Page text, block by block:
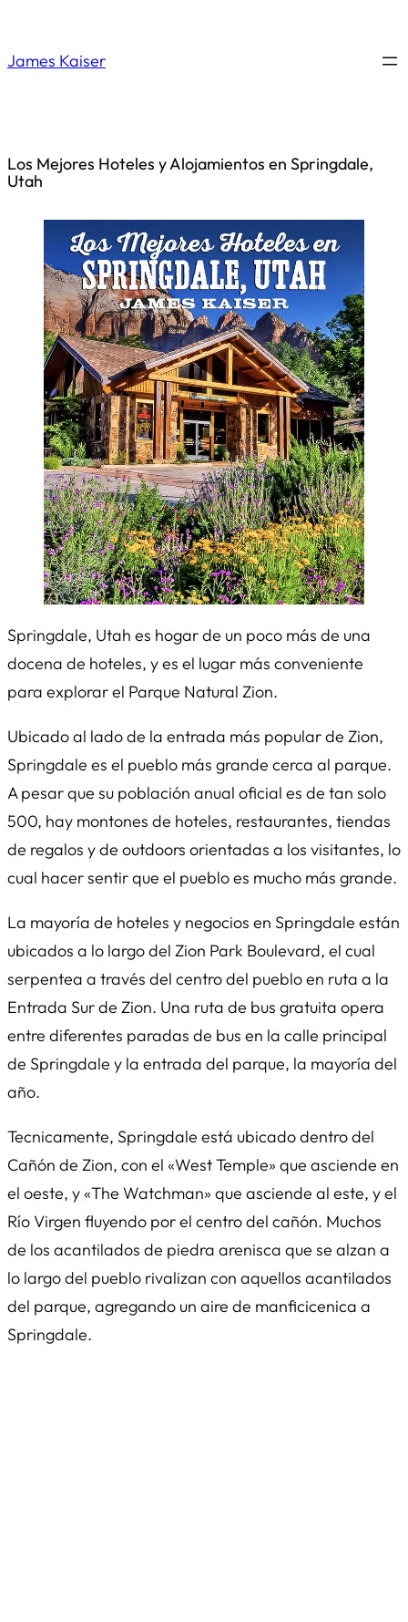
James Kaiser
Los Mejores Hoteles y Alojamientos en Springdale,
Utah
Springdale, Utah es hogar de un poco más de una
docena de hoteles, y es el lugar más conveniente
para explorar el Parque Natural Zion.
Ubicado al lado de la entrada más popular de Zion,
Springdale es el pueblo más grande cerca al parque.
A pesar que su población anual oficial es de tan solo
500, hay montones de hoteles, restaurantes, tiendas
de regalos y de outdoors orientadas a los visitantes, lo
cual hacer sentir que el pueblo es mucho más grande.
La mayoría de hoteles y negocios en Springdale están
ubicados a lo largo del Zion Park Boulevard, el cual
serpentea a través del centro del pueblo en ruta a la
Entrada Sur de Zion. Una ruta de bus gratuita opera
entre diferentes paradas de bus en la calle principal
de Springdale y la entrada del parque, la mayoría del
año.
Tecnicamente, Springdale está ubicado dentro del
Cañón de Zion, con el «West Temple» que asciende en
el oeste, y «The Watchman» que asciende al este, y el
Río Virgen fluyendo por el centro del cañón. Muchos
de los acantilados de piedra arenisca que se alzan a
lo largo del pueblo rivalizan con aquellos acantilados
del parque, agregando un aire de manficicenica a
Springdale.